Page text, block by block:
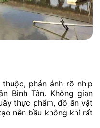
phản ánh rõ nhịp
Bình Tân. Không gian
thực phẩm, đồ ăn vặt
nên bầu không khí rất